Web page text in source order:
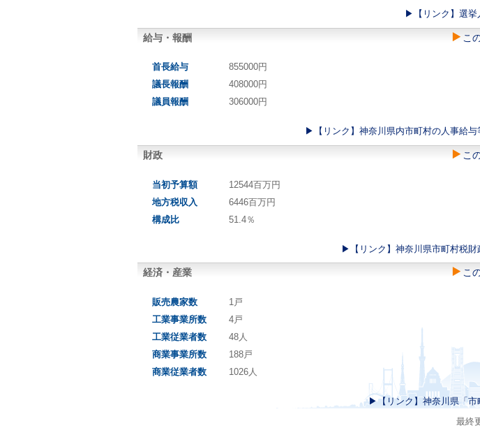
▶︎【リンク】選挙
給与・報酬 こ
首長給与
855000円
議長報酬
408000円
議員報酬
306000円
▶︎【リンク】神奈川県内市町村の人事給与
財政 こ
当初予算額
12544百万円
地方税収入
6446百万円
構成比
51.4％
▶︎【リンク】神奈川県市町村税財
経済・産業 こ
販売農家数
1戸
工業事業所数
4戸
工業従業者数
48人
商業事業所数
188戸
商業従業者数
1026人
▶︎【リンク】神奈川県「市
最終